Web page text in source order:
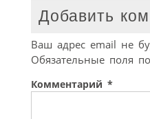
Добавить
Ваш адрес email не
Обязательные поля
Комментарий *